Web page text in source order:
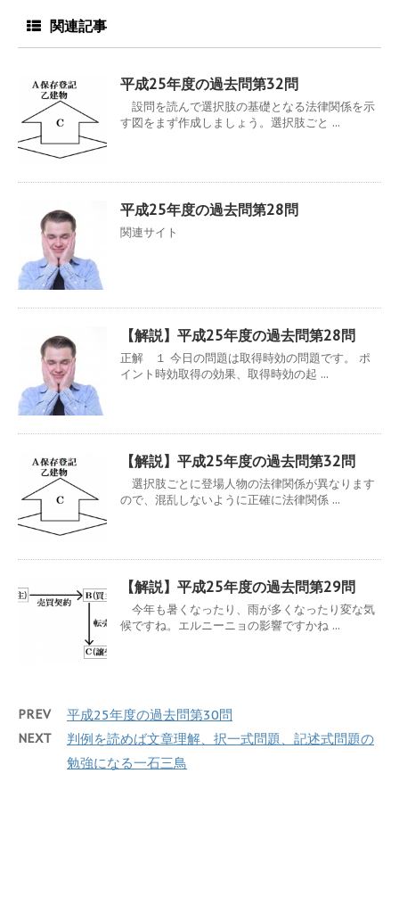
関連記事
平成25年度の過去問第32問
設問を読んで選択肢の基礎となる法律関係を示
す図をまず作成しましょう。選択肢ごと ...
平成25年度の過去問第28問
関連サイト
【解説】平成25年度の過去問第28問
正解 １ 今日の問題は取得時効の問題です。 ポ
イント時効取得の効果、取得時効の起 ...
【解説】平成25年度の過去問第32問
選択肢ごとに登場人物の法律関係が異なります
ので、混乱しないように正確に法律関係 ...
【解説】平成25年度の過去問第29問
今年も暑くなったり、雨が多くなったり変な気
候ですね。エルニーニョの影響ですかね ...
PREV 平成25年度の過去問第30問
NEXT
判例を読めば文章理解、択一式問題、記述式問題の
勉強になる一石三鳥